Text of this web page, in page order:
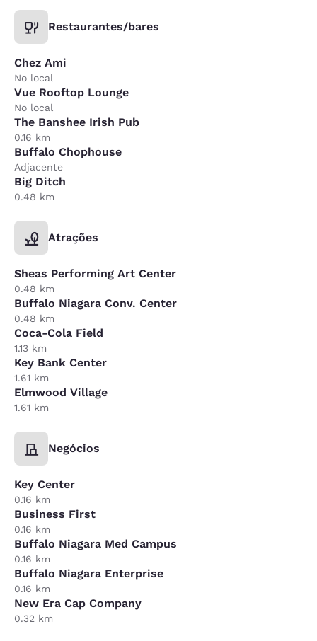
Restaurantes/bares
Chez Ami
No local
Vue Rooftop Lounge
No local
The Banshee Irish Pub
0.16 km
Buffalo Chophouse
Adjacente
Big Ditch
0.48 km
Atrações
Sheas Performing Art Center
0.48 km
Buffalo Niagara Conv. Center
0.48 km
Coca-Cola Field
1.13 km
Key Bank Center
1.61 km
Elmwood Village
1.61 km
Negócios
Key Center
0.16 km
Business First
0.16 km
Buffalo Niagara Med Campus
0.16 km
Buffalo Niagara Enterprise
0.16 km
New Era Cap Company
0.32 km